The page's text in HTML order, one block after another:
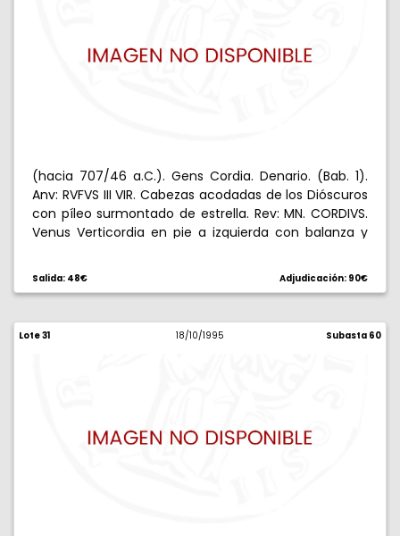
(hacia 707/46 a.C.). Gens Cordia. Denario. (Bab. 1).
Anv: RVFVS III VIR. Cabezas acodadas de los Dióscuros
con píleo surmontado de estrella. Rev: MN. CORDIVS.
Venus Verticordia en pie a izquierda con balanza y
Salida: 48€ Adjudicación: 90€
Lote 31 18/10/1995 Subasta 60